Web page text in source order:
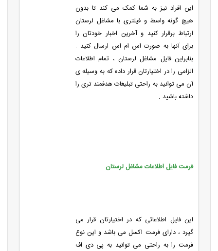
این افراد نیز به شما کمک می کند تا بدون
هیچ گونه واسط و فیلتری با مشاغل لرستان
ارتباط برقرار کنید و آخرین اخبار خودتان را
برای آنها به صورت اس ام اس ارسال کنید .
بنابراین فایل مشاغل لرستان ، تمام اطلاعات
الزامی را در اختیارتان قرار داده که به وسیله ی
آن می توانید به راحتی تبلیغات هدفمند تری را
داشته باشید .
فرمت فایل اطلاعات مشاغل لرستان
این فایل اطلاعاتی که در اختیارتان قرار می
گیرد ، دارای فرمت اکسل می باشد و این نوع
فرمت را به راحتی می توانید به پی دی اف